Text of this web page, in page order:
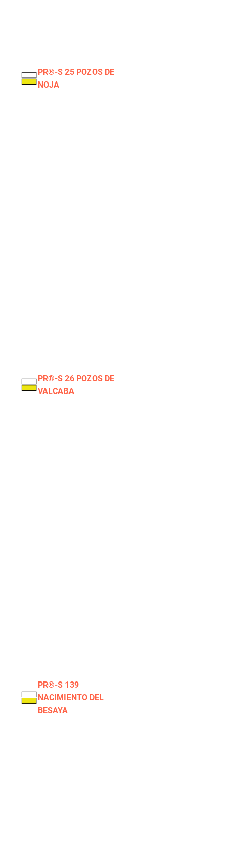
PR®-S 25 POZOS DE
NOJA
PR®-S 26 POZOS DE
VALCABA
PR®-S 139
NACIMIENTO DEL
BESAYA